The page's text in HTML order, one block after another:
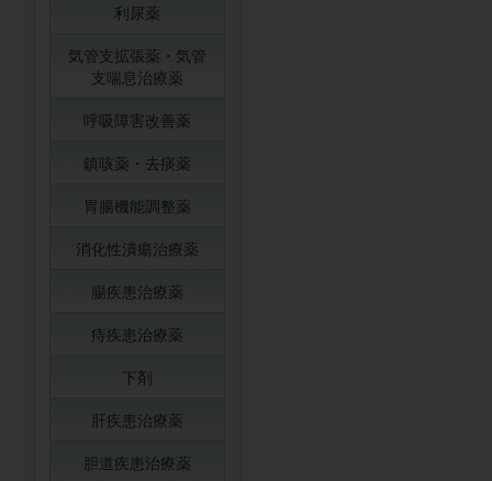
利尿薬
気管支拡張薬・気管
支喘息治療薬
呼吸障害改善薬
鎮咳薬・去痰薬
胃腸機能調整薬
消化性潰瘍治療薬
腸疾患治療薬
痔疾患治療薬
下剤
肝疾患治療薬
胆道疾患治療薬